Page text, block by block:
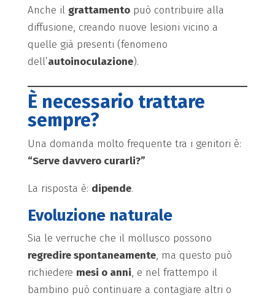
Anche il grattamentopuò contribuire alla
diffusione, creando nuove lesioni vicino a
quelle già presenti (fenomeno
dell’autoinoculazione).
È necessario trattare
sempre?
Una domanda molto frequente tra i genitori è:
“Serve davvero curarli?”
La risposta è: dipende.
Evoluzione naturale
Sia le verruche che il mollusco possono
regredire spontaneamente, ma questo può
richiedere mesi o anni, e nel frattempo il
bambino può continuare a contagiare altri o